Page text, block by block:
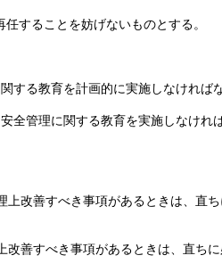
任することを妨げないものとする。
する教育を計画的に実施しなければ
全管理に関する教育を実施しなけれ
改善すべき事項があるときは、直
善すべき事項があるときは、直ち